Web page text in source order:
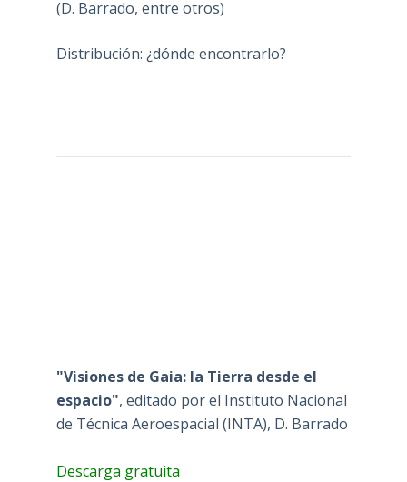
(D. Barrado, entre otros)
Distribución: ¿dónde encontrarlo?
"Visiones de Gaia: la Tierra desde el
espacio", editado por el Instituto Nacional
de Técnica Aeroespacial (INTA), D. Barrado
Descarga gratuita